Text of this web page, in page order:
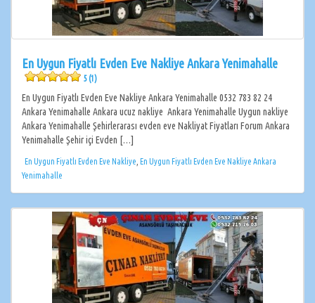
En Uygun Fiyatlı Evden Eve Nakliye Ankara Yenimahalle
5 (1)
En Uygun Fiyatlı Evden Eve Nakliye Ankara Yenimahalle 0532 783 82 24
Ankara Yenimahalle Ankara ucuz nakliye Ankara Yenimahalle Uygun nakliye
Ankara Yenimahalle Şehirlerarası evden eve Nakliyat Fiyatları Forum Ankara
Yenimahalle Şehir içi Evden […]
En Uygun Fiyatlı Evden Eve Nakliye
En Uygun Fiyatlı Evden Eve Nakliye Ankara
Yenimahalle